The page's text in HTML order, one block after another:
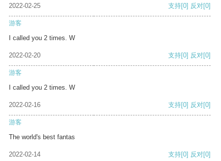
2022-02-25 支持[0] 反对[0]
游客
I called you 2 times. W
2022-02-20 支持[0] 反对[0]
游客
I called you 2 times. W
2022-02-16 支持[0] 反对[0]
游客
The world's best fantas
2022-02-14 支持[0] 反对[0]